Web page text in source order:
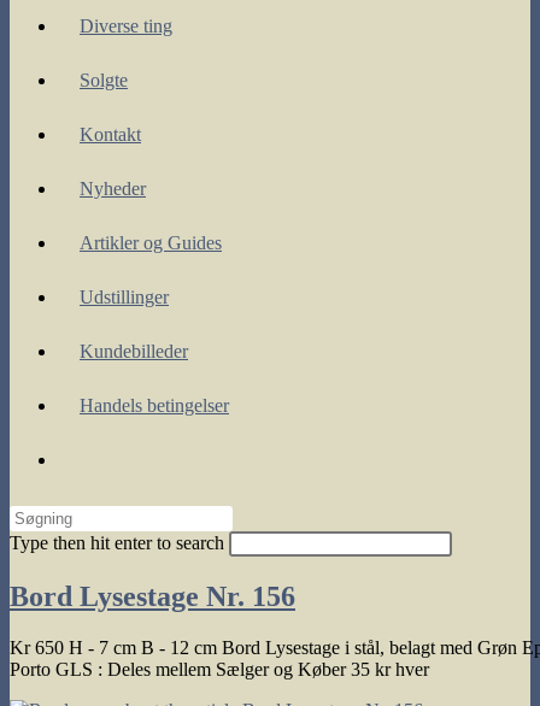
Diverse ting
Solgte
Kontakt
Nyheder
Artikler og Guides
Udstillinger
Kundebilleder
Handels betingelser
website
Type then hit enter to search
Bord Lysestage Nr. 156
Kr 650 H - 7 cm B - 12 cm Bord Lysestage i stål, belagt med Grøn
Porto GLS : Deles mellem Sælger og Køber 35 kr hver